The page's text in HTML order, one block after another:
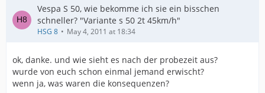
Vespa S 50, wie bekomme ich sie ein bisschen
schneller? "Variante s 50 2t 45km/h"
HSG 8 May 4, 2011 at 18:34
ok, danke. und wie sieht es nach der probezeit aus?
wurde von euch schon einmal jemand erwischt?
wenn ja, was waren die konsequenzen?